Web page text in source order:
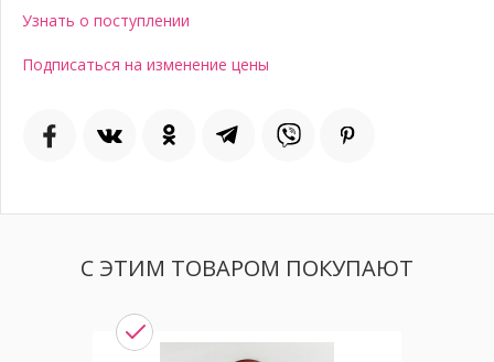
Узнать о поступлении
Подписаться на изменение цены
С ЭТИМ ТОВАРОМ ПОКУПАЮТ